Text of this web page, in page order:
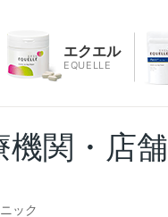
エクエル
EQUELLE
機関・店舗
ック